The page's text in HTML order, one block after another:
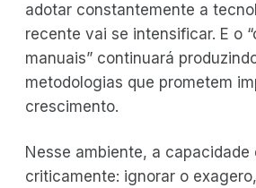
adotar constantemente a
recente vai se intensificar. E o
manuais” continuará
metodologias que prometem
crescimento.
Nesse ambiente, a capacidade
criticamente: ignorar o